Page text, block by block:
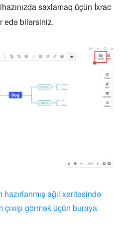
saxlamaq üçün İxrac
edə bilərsiniz.
ağıl xəritəsində
çıxışı görmək üçün buraya